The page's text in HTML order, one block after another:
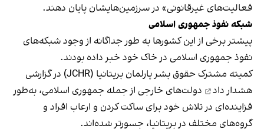
فعالیت‌های غیرقانونی» در سرزمین‌هایشان پایان دهند.
شبکه نفوذ جمهوری اسلامی
پیشتر برخی از این کشورها به طور جداگانه از وجود شبکه‌های
نفوذ جمهوری اسلامی در خاک خود خبر داده بودند.
کمیته مشترک حقوق بشر پارلمان بریتانیا (JCHR) در گزارشی
هشدار داد
دولت‌های خارجی از جمله جمهوری اسلامی، به‌طور
فزاینده‌ای در تلاش خود برای ساکت کردن و ارعاب افراد و
گروه‌های مختلف در بریتانیا، جسورتر شده‌اند.